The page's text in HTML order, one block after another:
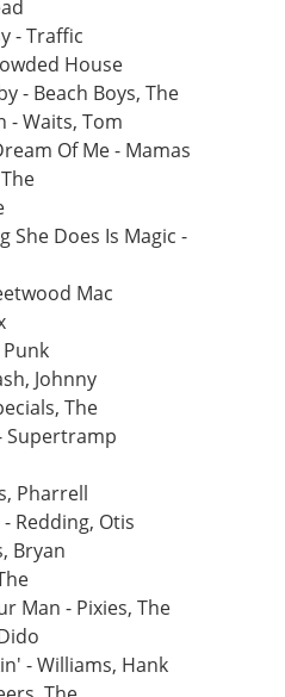
- Traffic
House
- Beach Boys, The
- Waits, Tom
Of Me - Mamas
She Does Is Magic -
Mac
Johnny
The
Supertramp
Pharrell
Redding, Otis
Bryan
Man - Pixies, The
- Williams, Hank